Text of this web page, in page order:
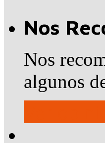
Nos
Nos
algunos